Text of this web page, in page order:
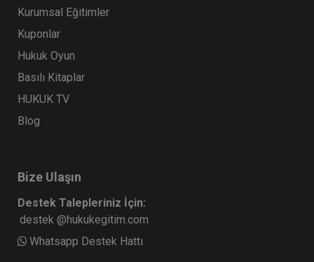
Kurumsal Eğitimler
Kuponlar
Hukuk Oyun
Basılı Kitaplar
HUKUK TV
Blog
Bize Ulaşın
Destek Talepleriniz İçin:
destek @hukukegitim.com
Whatsapp Destek Hattı